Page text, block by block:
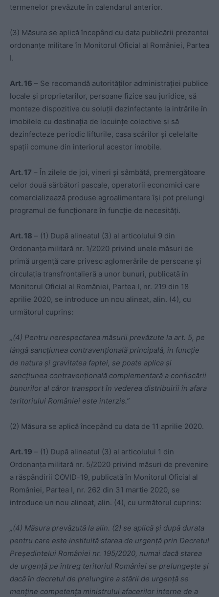
termenelor prevăzute în calendarul anterior.
(3) Măsura se aplică începând cu data publicării prezentei
ordonanțe militare în Monitorul Oficial al României, Partea
I.
Art. 16 – Se recomandă autorităților administrației publice
locale și proprietarilor, persoane fizice sau juridice, să
monteze dispozitive cu soluții dezinfectante la intrările în
imobilele cu destinația de locuințe colective și să
dezinfecteze periodic lifturile, casa scărilor și celelalte
spații comune din interiorul acestor imobile.
Art. 17 – În zilele de joi, vineri și sâmbătă, premergătoare
celor două sărbători pascale, operatorii economici care
comercializează produse agroalimentare își pot prelungi
programul de funcționare în funcție de necesități.
Art. 18 – (1) După alineatul (3) al articolului 9 din
Ordonanța militară nr. 1/2020 privind unele măsuri de
primă urgență care privesc aglomerările de persoane și
circulația transfrontalieră a unor bunuri, publicată în
Monitorul Oficial al României, Partea I, nr. 219 din 18
aprilie 2020, se introduce un nou alineat, alin. (4), cu
următorul cuprins:
„(4) Pentru nerespectarea măsurii prevăzute la art. 5, pe
lângă sancțiunea contravențională principală, în funcție
de natura și gravitatea faptei, se poate aplica și
sancțiunea contravențională complementară a confiscării
bunurilor al căror transport în vederea distribuirii în afara
teritoriului României este interzis.”
(2) Măsura se aplică începând cu data de 11 aprilie 2020.
Art. 19 – (1) După alineatul (3) al articolului 1 din
Ordonanța militară nr. 5/2020 privind măsuri de prevenire
a răspândirii COVID-19, publicată în Monitorul Oficial al
României, Partea I, nr. 262 din 31 martie 2020, se
introduce un nou alineat, alin. (4), cu următorul cuprins:
„(4) Măsura prevăzută la alin. (2) se aplică și după durata
pentru care este instituită starea de urgență prin Decretul
Președintelui României nr. 195/2020, numai dacă starea
de urgență pe întreg teritoriul României se prelungește și
dacă în decretul de prelungire a stării de urgență se
menține competența ministrului afacerilor interne de a